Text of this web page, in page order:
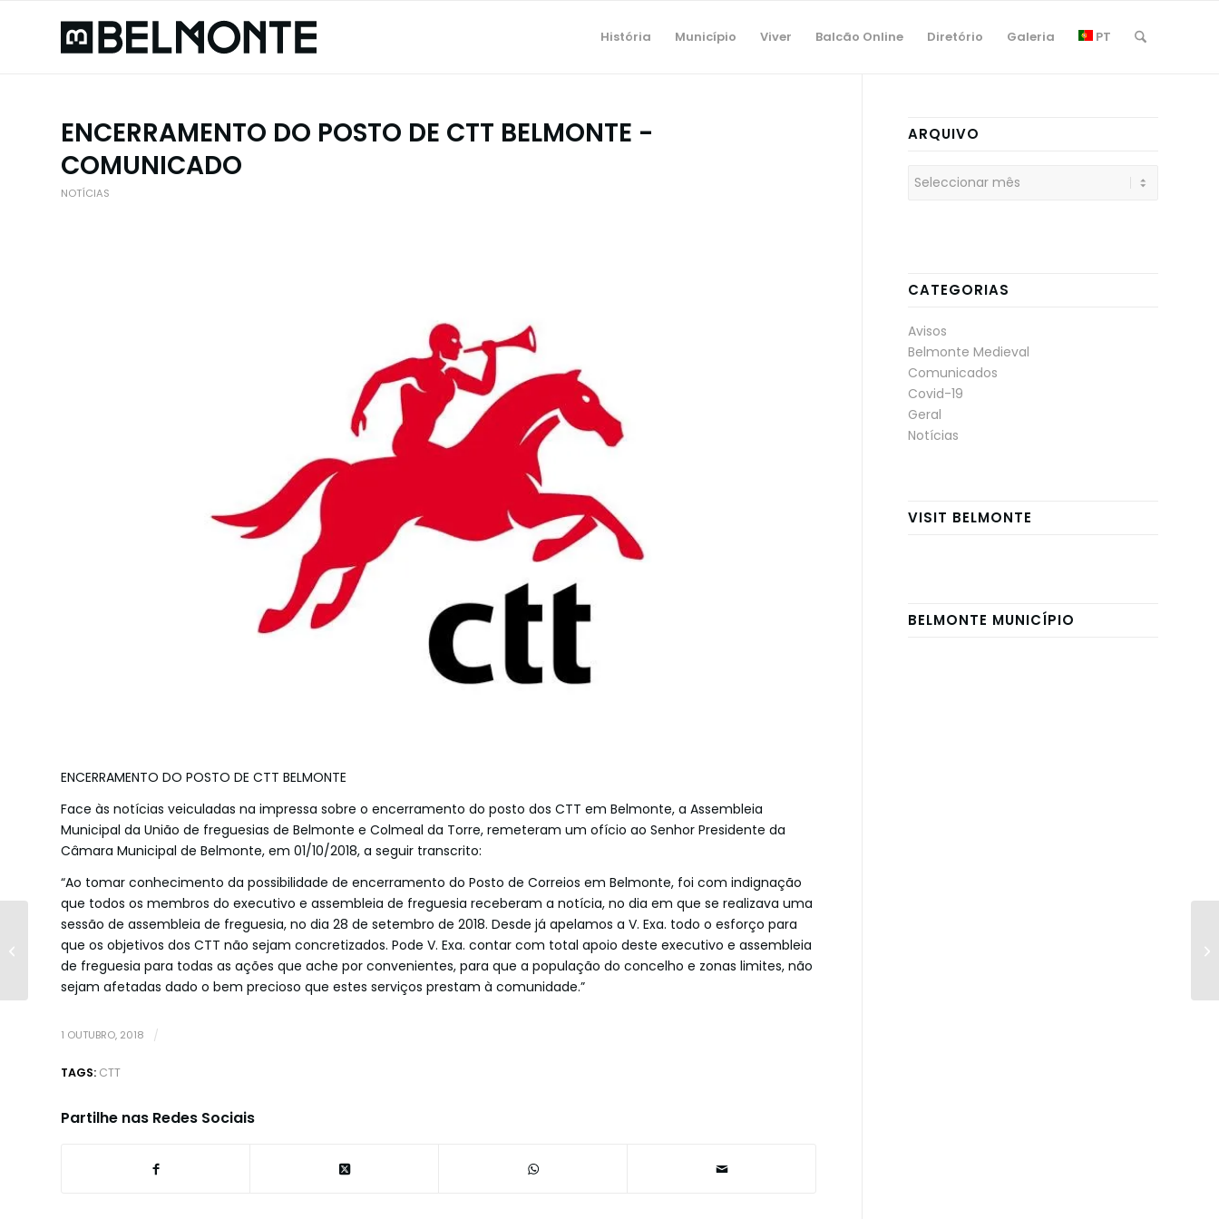
História Município Viver Balcão Online Diretório Galeria PT
ENCERRAMENTO DO POSTO DE CTT BELMONTE -
COMUNICADO
NOTÍCIAS
ENCERRAMENTO DO POSTO DE CTT BELMONTE
Face às notícias veiculadas na impressa sobre o encerramento do posto dos CTT em Belmonte, a Assembleia
Municipal da União de freguesias de Belmonte e Colmeal da Torre, remeteram um ofício ao Senhor Presidente da
Câmara Municipal de Belmonte, em 01/10/2018, a seguir transcrito:
“Ao tomar conhecimento da possibilidade de encerramento do Posto de Correios em Belmonte, foi com indignação
que todos os membros do executivo e assembleia de freguesia receberam a notícia, no dia em que se realizava uma
sessão de assembleia de freguesia, no dia 28 de setembro de 2018. Desde já apelamos a V. Exa. todo o esforço para
que os objetivos dos CTT não sejam concretizados. Pode V. Exa. contar com total apoio deste executivo e assembleia
de freguesia para todas as ações que ache por convenientes, para que a população do concelho e zonas limites, não
sejam afetadas dado o bem precioso que estes serviços prestam à comunidade.”
1 OUTUBRO, 2018 /
TAGS: CTT
Partilhe nas Redes Sociais
ARQUIVO
CATEGORIAS
Avisos
Belmonte Medieval
Comunicados
Covid-19
Geral
Notícias
VISIT BELMONTE
BELMONTE MUNICÍPIO
III Regularidade Sport
Vila de Belmonte